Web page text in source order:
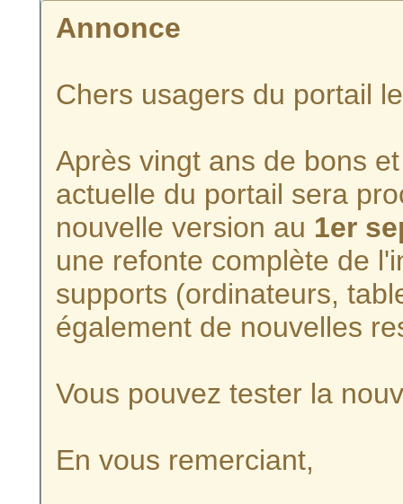
Annonce
Chers usagers du portail
Après vingt ans de bons
actuelle du portail sera
nouvelle version au 1er
une refonte complète de
supports (ordinateurs,
également de nouvelles
Vous pouvez tester la
En vous remerciant,